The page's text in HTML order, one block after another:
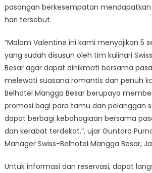
pasangan berkesempatan
hari tersebut.
“Malam Valentine ini kami menyajikan 5
yang sudah disusun oleh tim kulinari
Besar agar dapat dinikmati bersama
melewati suasana romantis dan penuh
Belhotel Mangga Besar berupaya
promosi bagi para tamu dan pelanggan
dapat berbagi kebahagiaan bersama
dan kerabat terdekat.”, ujar Guntoro
Manager Swiss-Belhotel Mangga Besar,
Untuk informasi dan reservasi, dapat